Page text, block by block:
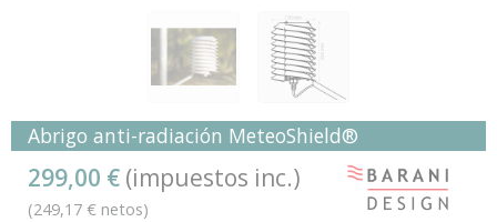
Abrigo anti-radiación MeteoShield®
299,00 € (impuestos inc.)
(249,17 € netos)